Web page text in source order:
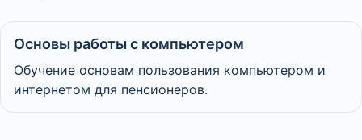
Основы работы с компьютером
Обучение основам пользования компьютером и
интернетом для пенсионеров.